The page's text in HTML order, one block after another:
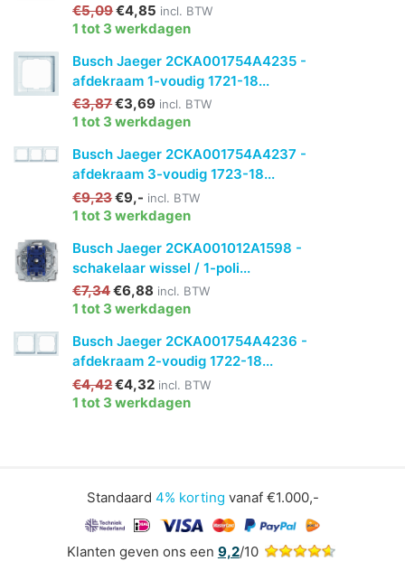
€5,09€4,85 incl. BTW
1 tot 3 werkdagen
Busch Jaeger 2CKA001754A4235 -
afdekraam 1-voudig 1721-18...
€3,87€3,69 incl. BTW
1 tot 3 werkdagen
Busch Jaeger 2CKA001754A4237 -
afdekraam 3-voudig 1723-18...
€9,23€9,- incl. BTW
1 tot 3 werkdagen
Busch Jaeger 2CKA001012A1598 -
schakelaar wissel / 1-poli...
€7,34€6,88 incl. BTW
1 tot 3 werkdagen
Busch Jaeger 2CKA001754A4236 -
afdekraam 2-voudig 1722-18...
€4,42€4,32 incl. BTW
1 tot 3 werkdagen
Standaard 4% korting vanaf €1.000,-
Klanten geven ons een 9,2/10